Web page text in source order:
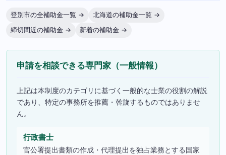
登別市の全補助金一覧 →
北海道の補助金一覧 →
締切間近の補助金 →
新着の補助金 →
申請を相談できる専門家（一般情報）
上記は本制度のカテゴリに基づく一般的な士業の役割の解説
であり、特定の事務所を推薦・斡旋するものではありませ
ん。
行政書士
官公署提出書類の作成・代理提出を独占業務とする国家